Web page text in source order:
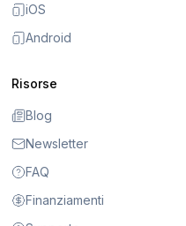
iOS
Android
Risorse
Blog
Newsletter
FAQ
Finanziamenti